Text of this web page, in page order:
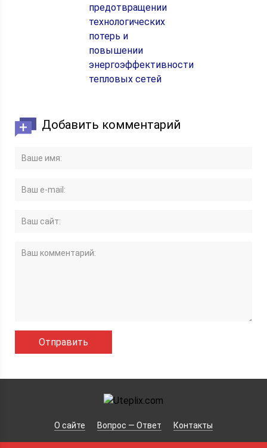
предотвращении
технологических
потерь и
повышении
энергоэффективности
тепловых сетей
Добавить комментарий
О сайте Вопрос — Ответ Контакты